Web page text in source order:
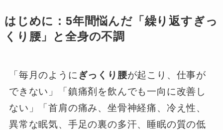
はじめに：5年間悩んだ「繰り返すぎっ
くり腰」と全身の不調
「毎月のように ぎっくり腰が起こり、仕事が
できない」「鎮痛剤を飲んでも一向に改善し
ない」「首肩の痛み、坐骨神経痛、冷え性、
異常な眠気、手足の裏の多汗、睡眠の質の低